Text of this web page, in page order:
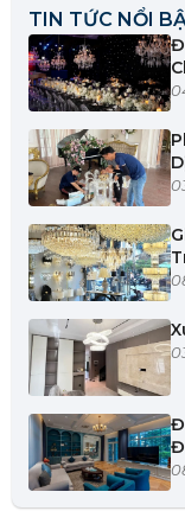
TIN TỨC NỔI
|